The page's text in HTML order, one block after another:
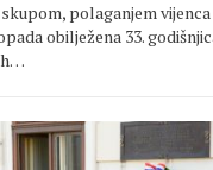
polaganjem
obilježena 33.